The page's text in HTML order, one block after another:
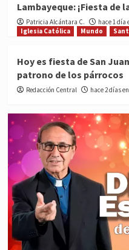
Lambayeque: ¡Fiesta de
Patricia Alcántara C.
hace 1 día
Iglesia Católica
Mundo
Hoy es fiesta de San
patrono de los párrocos
Redacción Central hace 2 días